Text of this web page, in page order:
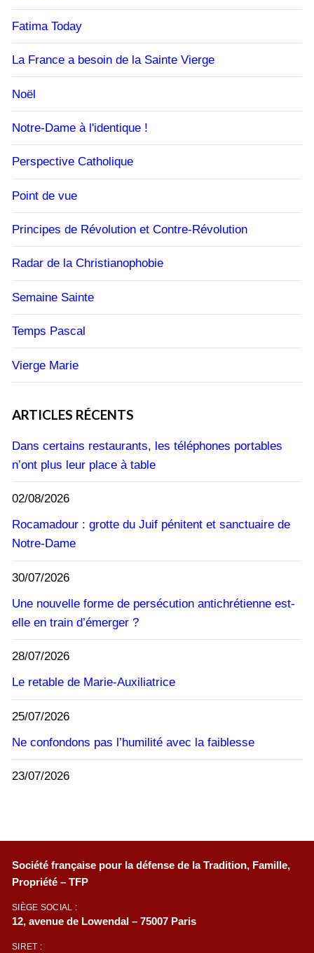
Fatima Today
La France a besoin de la Sainte Vierge
Noël
Notre-Dame à l'identique !
Perspective Catholique
Point de vue
Principes de Révolution et Contre-Révolution
Radar de la Christianophobie
Semaine Sainte
Temps Pascal
Vierge Marie
ARTICLES RÉCENTS
Dans certains restaurants, les téléphones portables
n’ont plus leur place à table
02/08/2026
Rocamadour : grotte du Juif pénitent et sanctuaire de
Notre-Dame
30/07/2026
Une nouvelle forme de persécution antichrétienne est-
elle en train d’émerger ?
28/07/2026
Le retable de Marie-Auxiliatrice
25/07/2026
Ne confondons pas l’humilité avec la faiblesse
23/07/2026
Société française pour la défense de la Tradition, Famille,
Propriété – TFP
SIÈGE SOCIAL :
12, avenue de Lowendal – 75007 Paris
SIRET :